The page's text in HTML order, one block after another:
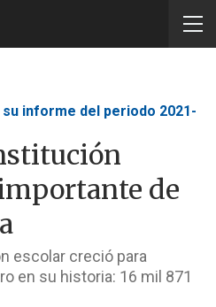
informe del periodo 2021-
de
escolar creció para
en su historia: 16 mil 871